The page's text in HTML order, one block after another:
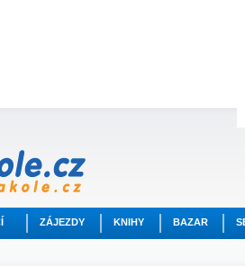
ZÁJEZDY KNIHY BAZAR